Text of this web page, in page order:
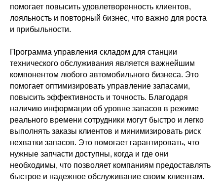
помогает повысить удовлетворенность клиентов,
лояльность и повторный бизнес, что важно для роста
и прибыльности.
Программа управления складом для станции
технического обслуживания является важнейшим
компонентом любого автомобильного бизнеса. Это
помогает оптимизировать управление запасами,
повысить эффективность и точность. Благодаря
наличию информации об уровне запасов в режиме
реального времени сотрудники могут быстро и легко
выполнять заказы клиентов и минимизировать риск
нехватки запасов. Это помогает гарантировать, что
нужные запчасти доступны, когда и где они
необходимы, что позволяет компаниям предоставлять
быстрое и надежное обслуживание своим клиентам.